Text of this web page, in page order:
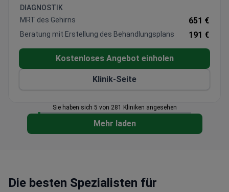
bipolaren Störungen und anderen psychiatrischen
Erkrankungen
Gamma Knife Radiochirurgie für ausgewählte Fälle
Kombiniert bei Bedarf Psychotherapie mit
neurologischen Untersuchungen
4,6/5 Patientenbewertung mit 91%
Weiterempfehlungsrate
DIAGNOSTIK
MRT des Gehirns
651 €
Beratung mit Erstellung des Behandlungsplans 191 €
Kostenloses Angebot einholen
Klinik-Seite
Sie haben sich 5 von 281 Kliniken angesehen
Mehr laden
Die besten Spezialisten für